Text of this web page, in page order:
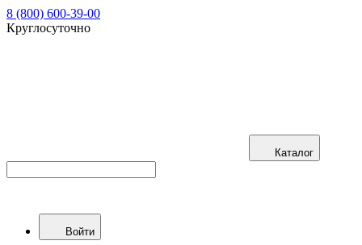
8 (800) 600-39-00
Круглосуточно
Каталог
Войти